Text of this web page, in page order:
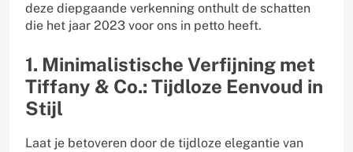
deze diepgaande verkenning onthult de schatten
die het jaar 2023 voor ons in petto heeft.
1. Minimalistische Verfijning met
Tiffany & Co.: Tijdloze Eenvoud in
Stijl
Laat je betoveren door de tijdloze elegantie van